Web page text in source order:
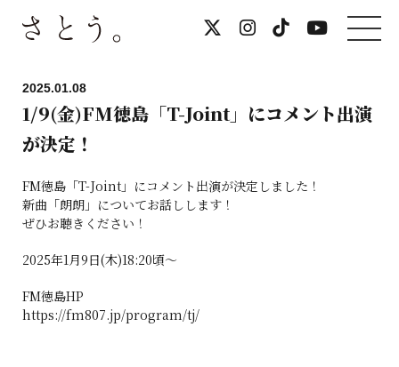
2025.01.08
1/9(金)FM徳島「T-Joint」にコメント出演
が決定！
FM徳島「T-Joint」にコメント出演が決定しました！
新曲「朗朗」についてお話しします！
ぜひお聴きください！
2025年1月9日(木)18:20頃～
FM徳島HP
https://fm807.jp/program/tj/